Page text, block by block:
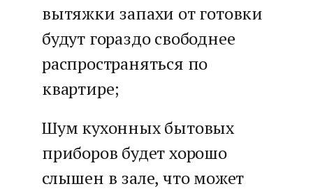
вытяжки запахи от готовки
будут гораздо свободнее
распространяться по
квартире;
Шум кухонных бытовых
приборов будет хорошо
слышен в зале, что может